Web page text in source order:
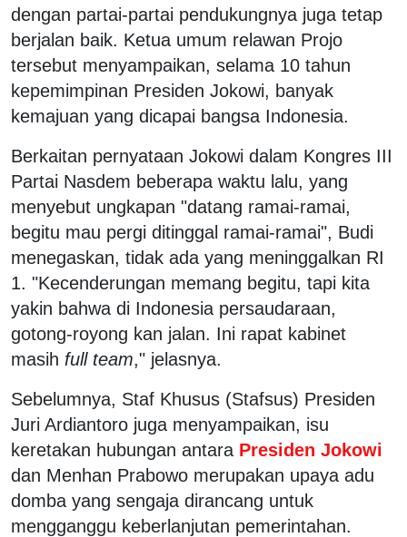
dengan partai-partai pendukungnya juga tetap
berjalan baik. Ketua umum relawan Projo
tersebut menyampaikan, selama 10 tahun
kepemimpinan Presiden Jokowi, banyak
kemajuan yang dicapai bangsa Indonesia.
Berkaitan pernyataan Jokowi dalam Kongres III
Partai Nasdem beberapa waktu lalu, yang
menyebut ungkapan "datang ramai-ramai,
begitu mau pergi ditinggal ramai-ramai", Budi
menegaskan, tidak ada yang meninggalkan RI
1. "Kecenderungan memang begitu, tapi kita
yakin bahwa di Indonesia persaudaraan,
gotong-royong kan jalan. Ini rapat kabinet
masih full team," jelasnya.
Sebelumnya, Staf Khusus (Stafsus) Presiden
Juri Ardiantoro juga menyampaikan, isu
keretakan hubungan antara Presiden Jokowi
dan Menhan Prabowo merupakan upaya adu
domba yang sengaja dirancang untuk
mengganggu keberlanjutan pemerintahan.